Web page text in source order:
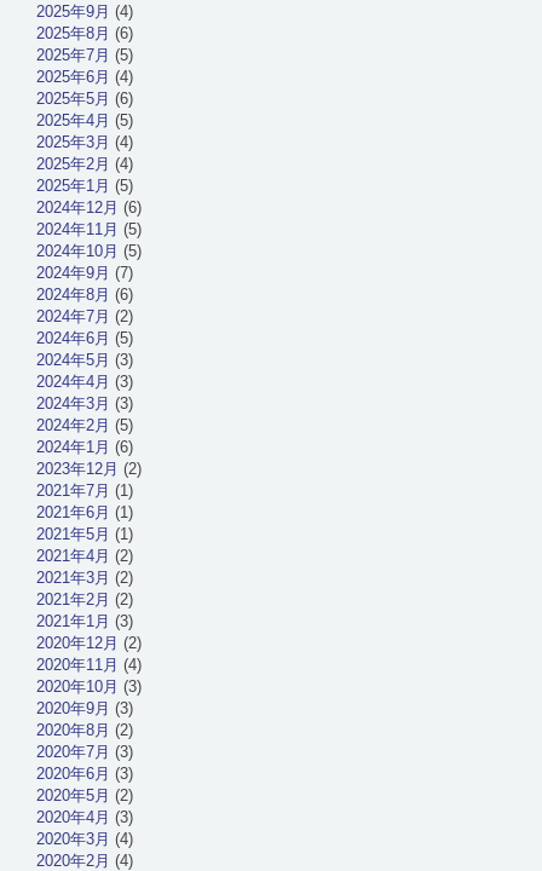
2025年9月 (4)
2025年8月 (6)
2025年7月 (5)
2025年6月 (4)
2025年5月 (6)
2025年4月 (5)
2025年3月 (4)
2025年2月 (4)
2025年1月 (5)
2024年12月 (6)
2024年11月 (5)
2024年10月 (5)
2024年9月 (7)
2024年8月 (6)
2024年7月 (2)
2024年6月 (5)
2024年5月 (3)
2024年4月 (3)
2024年3月 (3)
2024年2月 (5)
2024年1月 (6)
2023年12月 (2)
2021年7月 (1)
2021年6月 (1)
2021年5月 (1)
2021年4月 (2)
2021年3月 (2)
2021年2月 (2)
2021年1月 (3)
2020年12月 (2)
2020年11月 (4)
2020年10月 (3)
2020年9月 (3)
2020年8月 (2)
2020年7月 (3)
2020年6月 (3)
2020年5月 (2)
2020年4月 (3)
2020年3月 (4)
2020年2月 (4)